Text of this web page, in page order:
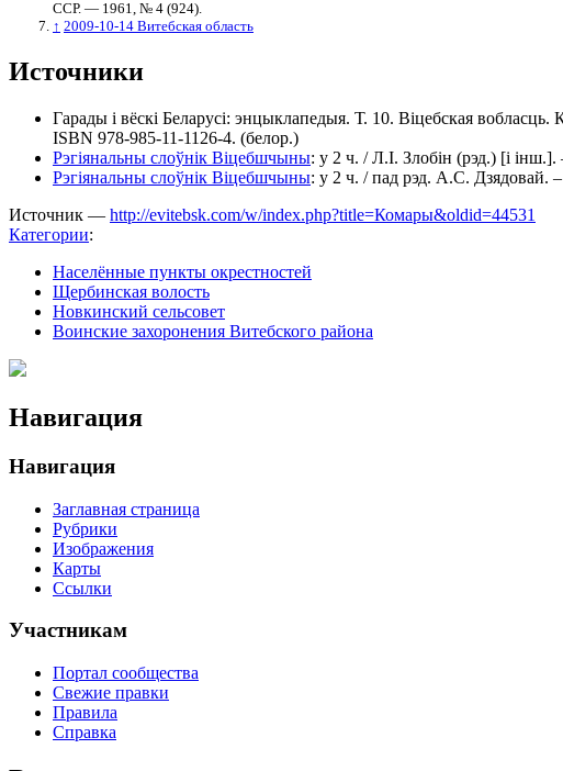
ССР. — 1961, № 4 (924).
↑ 2009-10-14 Витебская область
Источники
Гарады і вёскі Беларусі: энцыклапедыя. Т. 10. Віцебская
ISBN 978-985-11-1126-4. (белор.)
Рэгіянальны слоўнік Віцебшчыны: у 2 ч. / Л.І. Злобін (рэд.) [і інш.].
Рэгіянальны слоўнік Віцебшчыны: у 2 ч. / пад рэд. А.С. Дзядовай. –
Источник — http://evitebsk.com/w/index.php?title=Комары&oldid=44531
Категории:
Населённые пункты окрестностей
Щербинская волость
Новкинский сельсовет
Воинские захоронения Витебского района
Навигация
Навигация
Заглавная страница
Рубрики
Изображения
Карты
Ссылки
Участникам
Портал сообщества
Свежие правки
Правила
Справка